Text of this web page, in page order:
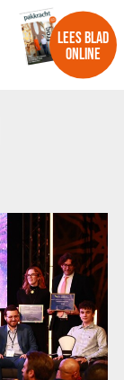
LEES BLAD
ONLINE